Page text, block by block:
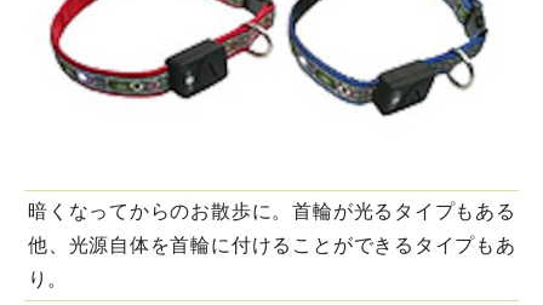
暗くなってからのお散歩に。首輪が光るタイプもある
他、光源自体を首輪に付けることができるタイプもあ
り。